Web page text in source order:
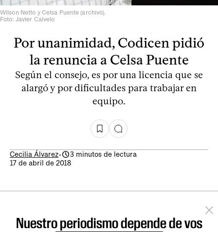
Wilson Netto y Celsa Puente (archivo).
Foto: Javier Calvelo
Por unanimidad, Codicen pidió
la renuncia a Celsa Puente
Según el consejo, es por una licencia que se
alargó y por dificultades para trabajar en
equipo.
Cecilia Álvarez-
3 minutos de lectura
17 de abril de 2018
Nuestro periodismo depende de vos